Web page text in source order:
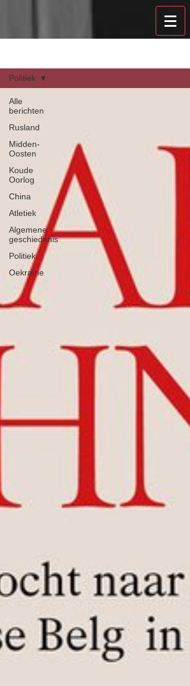
Alle
berichten
Rusland
Midden-
Oosten
Koude
Oorlog
China
Atletiek
Algemene
geschiedenis
Politiek
Oekraïne
Politiek